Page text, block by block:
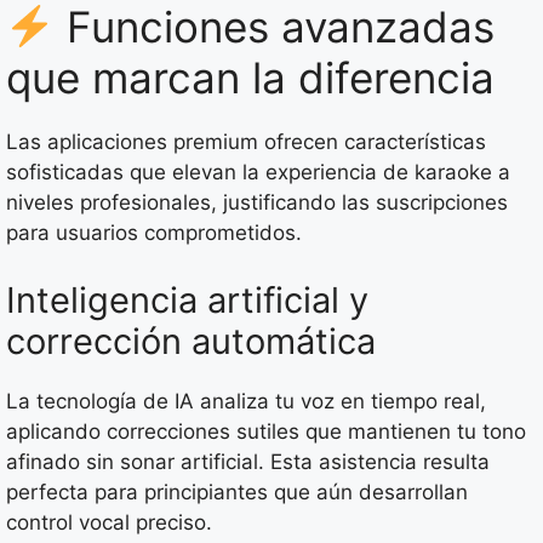
Funciones avanzadas
que marcan la diferencia
Las aplicaciones premium ofrecen características
sofisticadas que elevan la experiencia de karaoke a
niveles profesionales, justificando las suscripciones
para usuarios comprometidos.
Inteligencia artificial y
corrección automática
La tecnología de IA analiza tu voz en tiempo real,
aplicando correcciones sutiles que mantienen tu tono
afinado sin sonar artificial. Esta asistencia resulta
perfecta para principiantes que aún desarrollan
control vocal preciso.